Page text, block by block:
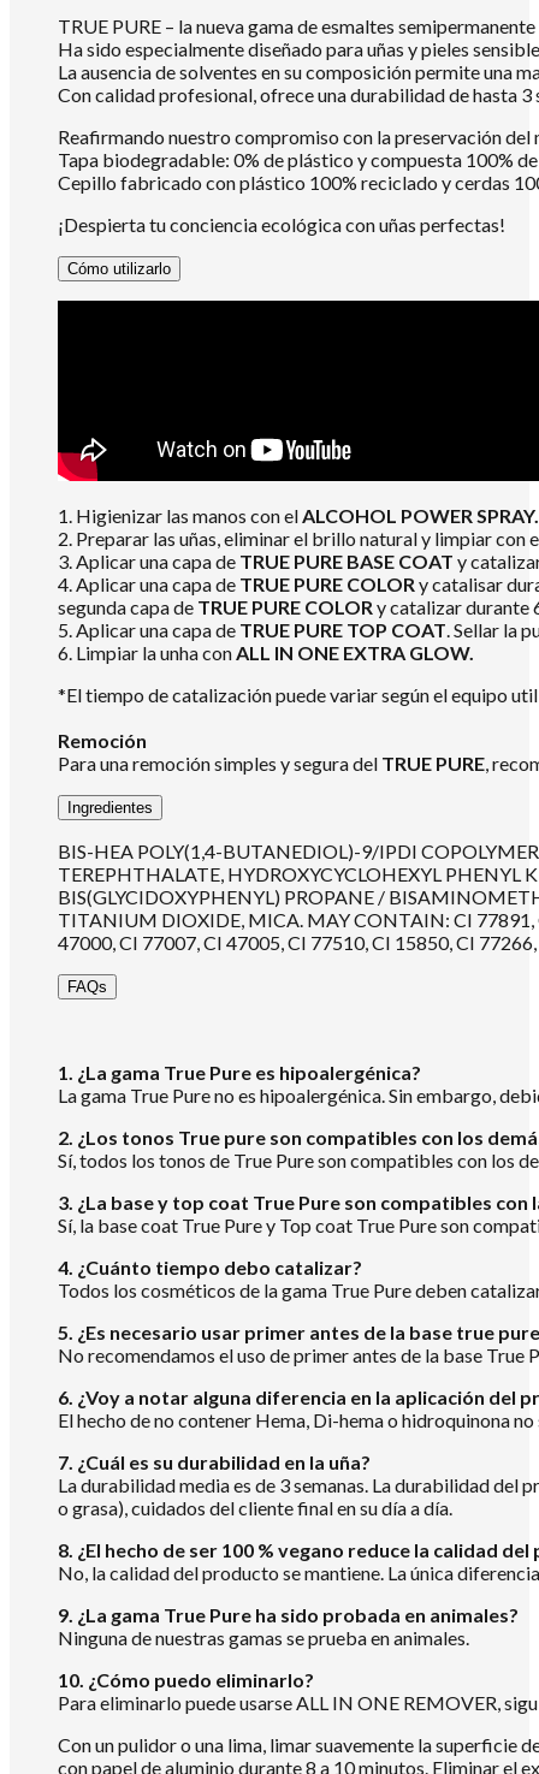
TRUE PURE – la nueva gama de esmaltes
Ha sido especialmente diseñado para uñas y pieles
La ausencia de solventes en su composición permite una
Con calidad profesional, ofrece una durabilidad de hasta
Reafirmando nuestro compromiso con la preservación del
Tapa biodegradable: 0% de plástico y compuesta 100%
Cepillo fabricado con plástico 100% reciclado y cerdas
¡Despierta tu conciencia ecológica con uñas perfectas!
Cómo utilizarlo
1. Higienizar las manos con elALCOHOL POWER SPRAY.
2. Preparar las uñas, eliminar el brillo natural y limpiar con
3. Aplicar una capa de TRUE PURE BASE COAT y
4. Aplicar una capa de TRUE PURE COLORy catalisar
segunda capa de TRUE PURE COLORy catalizar durante
5. Aplicar una capa de TRUE PURE TOP COAT. Sellar la
6. Limpiar la unha conALL IN ONE EXTRA GLOW.
*El tiempo de catalización puede variar según el equipo
Remoción
Para una remoción simples y segura del TRUE PURE,
Ingredientes
BIS-HEA POLY(1,4-BUTANEDIOL)-9/IPDI
TEREPHTHALATE, HYDROXYCYCLOHEXYL PHENYL
BIS(GLYCIDOXYPHENYL) PROPANE /
TITANIUM DIOXIDE, MICA. MAY CONTAIN: CI 77891,
47000, CI 77007, CI 47005, CI 77510, CI 15850, CI
FAQs
1. ¿La gama True Pure es hipoalergénica?
La gama True Pure no es hipoalergénica. Sin embargo,
2. ¿Los tonos True pure son compatibles con los
Sí, todos los tonos de True Pure son compatibles con los
3. ¿La base y top coat True Pure son compatibles con
Sí, la base coat True Pure y Top coat True Pure son
4. ¿Cuánto tiempo debo catalizar?
Todos los cosméticos de la gama True Pure deben
5. ¿Es necesario usar primer antes de la base true
No recomendamos el uso de primer antes de la base True
6. ¿Voy a notar alguna diferencia en la aplicación
El hecho de no contener Hema, Di-hema o hidroquinona
7. ¿Cuál es su durabilidad en la uña?
La durabilidad media es de 3 semanas. La durabilidad del
o grasa), cuidados del cliente final en su día a día.
8. ¿El hecho de ser 100 % vegano reduce la calidad
No, la calidad del producto se mantiene. La única
9. ¿La gama True Pure ha sido probada en animales?
Ninguna de nuestras gamas se prueba en animales.
10. ¿Cómo puedo eliminarlo?
Para eliminarlo puede usarse ALL IN ONE REMOVER,
Con un pulidor o una lima, limar suavemente la superficie
con papel de aluminio durante 8 a 10 minutos. Eliminar el